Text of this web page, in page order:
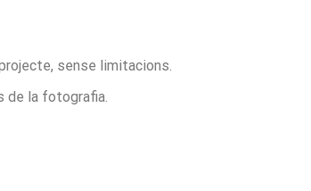
sense limitacions.
de la fotografia.